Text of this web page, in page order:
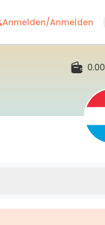
Anmelden/Anmelden
0.00